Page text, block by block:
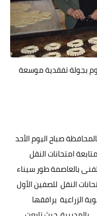
بجولة تفقدية موسعة
صباح اليوم الأحد
امتحانات النقل
بالعاصمة طور سيناء
النقل للصفين الأول
الزراعية يرافقها